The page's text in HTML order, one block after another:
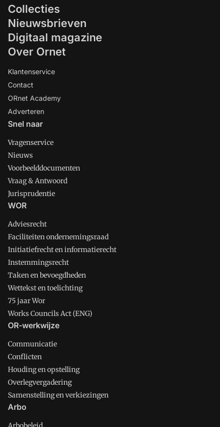
Collecties
Nieuwsbrieven
Digitaal magazine
Over Ornet
Klantenservice
Contact
ORnet Academy
Adverteren
Snel naar
Vragenservice
Nieuws
Voorbeelddocumenten
Vraag & Antwoord
Jurisprudentie
WOR
Adviesrecht
Faciliteiten ondernemingsraad
Initiatiefrecht en informatierecht
Instemmingsrecht
Taken en bevoegdheden
Wettekst en toelichting
75 jaar Wor
Works Councils Act (ENG)
OR-werkwijze
Communicatie
Conflicten
Houding en opstelling
Overlegvergadering
Samenstelling en verkiezingen
Arbo